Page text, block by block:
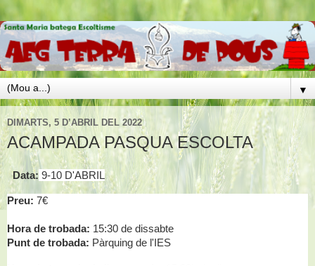
▼
DIMARTS, 5 D’ABRIL DEL 2022
ACAMPADA PASQUA ESCOLTA
Data: 9-10 D'ABRIL
Preu: 7€
Hora de trobada: 15:30 de dissabte
Punt de trobada: Pàrquing de l'IES